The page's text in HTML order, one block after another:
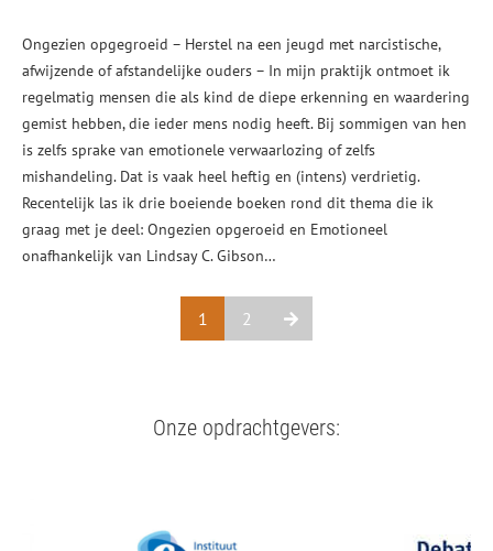
Ongezien opgegroeid – Herstel na een jeugd met narcistische,
afwijzende of afstandelijke ouders – In mijn praktijk ontmoet ik
regelmatig mensen die als kind de diepe erkenning en waardering
gemist hebben, die ieder mens nodig heeft. Bij sommigen van hen
is zelfs sprake van emotionele verwaarlozing of zelfs
mishandeling. Dat is vaak heel heftig en (intens) verdrietig.
Recentelijk las ik drie boeiende boeken rond dit thema die ik
graag met je deel: Ongezien opgeroeid en Emotioneel
onafhankelijk van Lindsay C. Gibson…
1 2
Onze opdrachtgevers: